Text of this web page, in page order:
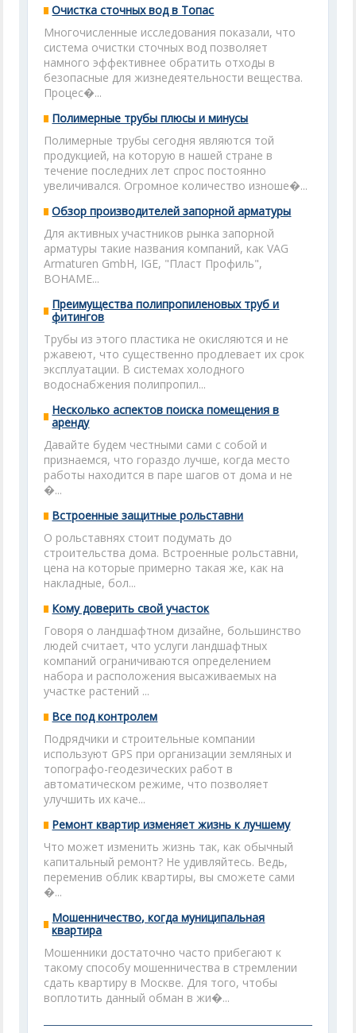
Очистка сточных вод в Топас
Многочисленные исследования показали, что
система очистки сточных вод позволяет
намного эффективнее обратить отходы в
безопасные для жизнедеятельности вещества.
Процес�...
Полимерные трубы плюсы и минусы
Полимерные трубы сегодня являются той
продукцией, на которую в нашей стране в
течение последних лет спрос постоянно
увеличивался. Огромное количество изноше�...
Обзор производителей запорной арматуры
Для активных участников рынка запорной
арматуры такие названия компаний, как VAG
Armaturen GmbH, IGE, "Пласт Профиль",
BOHAME...
Преимущества полипропиленовых труб и
фитингов
Трубы из этого пластика не окисляются и не
ржавеют, что существенно продлевает их срок
эксплуатации. В системах холодного
водоснабжения полипропил...
Несколько аспектов поиска помещения в
аренду
Давайте будем честными сами с собой и
признаемся, что гораздо лучше, когда место
работы находится в паре шагов от дома и не
�...
Встроенные защитные рольставни
О рольставнях стоит подумать до
строительства дома. Встроенные рольставни,
цена на которые примерно такая же, как на
накладные, бол...
Кому доверить свой участок
Говоря о ландшафтном дизайне, большинство
людей считает, что услуги ландшафтных
компаний ограничиваются определением
набора и расположения высаживаемых на
участке растений ...
Все под контролем
Подрядчики и строительные компании
используют GPS при организации земляных и
топографо-геодезических работ в
автоматическом режиме, что позволяет
улучшить их каче...
Ремонт квартир изменяет жизнь к лучшему
Что может изменить жизнь так, как обычный
капитальный ремонт? Не удивляйтесь. Ведь,
переменив облик квартиры, вы сможете сами
�...
Мошенничество, когда муниципальная
квартира
Мошенники достаточно часто прибегают к
такому способу мошенничества в стремлении
сдать квартиру в Москве. Для того, чтобы
воплотить данный обман в жи�...